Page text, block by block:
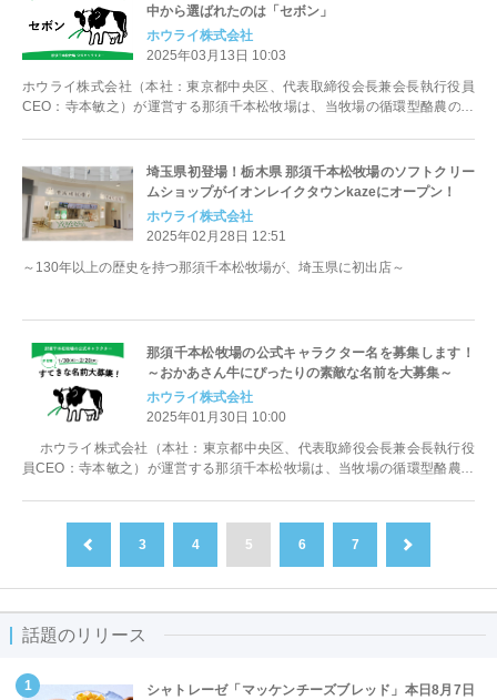
中から選ばれたのは「セボン」
ホウライ株式会社
2025年03月13日 10:03
ホウライ株式会社（本社：東京都中央区、代表取締役会長兼会長執行役員
CEO：寺本敏之）が運営する那須千本松牧場は、当牧場の循環型酪農の取
埼玉県初登場！栃木県 那須千本松牧場のソフトクリー
ムショップがイオンレイクタウンkazeにオープン！
ホウライ株式会社
2025年02月28日 12:51
～130年以上の歴史を持つ那須千本松牧場が、埼玉県に初出店～
那須千本松牧場の公式キャラクター名を募集します！
～おかあさん牛にぴったりの素敵な名前を大募集～
ホウライ株式会社
2025年01月30日 10:00
ホウライ株式会社（本社：東京都中央区、代表取締役会長兼会長執行役
員CEO：寺本敏之）が運営する那須千本松牧場は、当牧場の循環型酪農の
3 4 5 6 7
話題のリリース
シャトレーゼ「マッケンチーズブレッド」本日8月7日